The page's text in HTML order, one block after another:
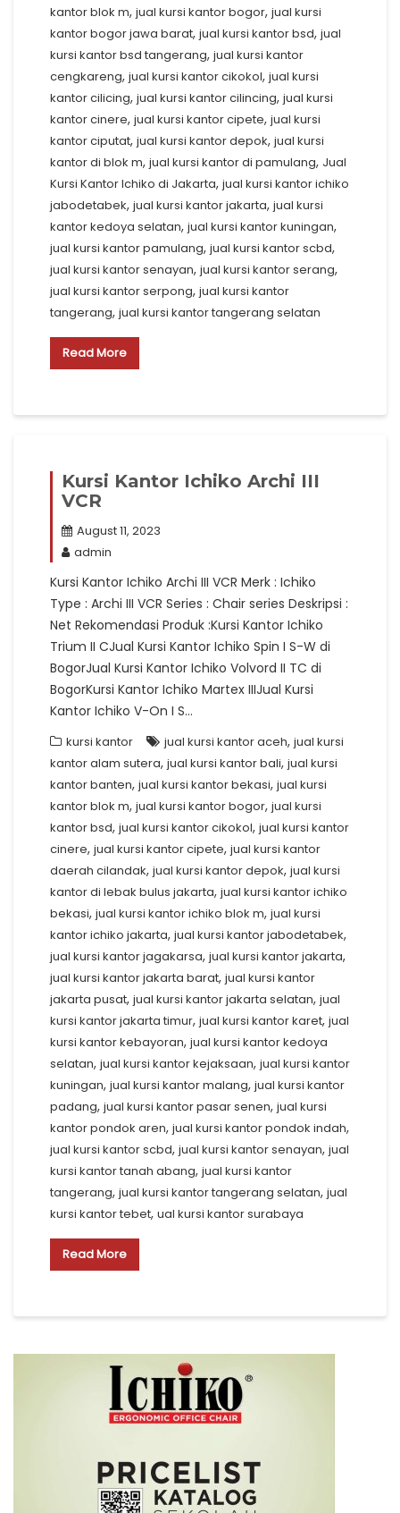
kantor blok m, jual kursi kantor bogor, jual kursi
kantor bogor jawa barat, jual kursi kantor bsd, jual
kursi kantor bsd tangerang, jual kursi kantor
cengkareng, jual kursi kantor cikokol, jual kursi
kantor cilicing, jual kursi kantor cilincing, jual kursi
kantor cinere, jual kursi kantor cipete, jual kursi
kantor ciputat, jual kursi kantor depok, jual kursi
kantor di blok m, jual kursi kantor di pamulang, Jual
Kursi Kantor Ichiko di Jakarta, jual kursi kantor ichiko
jabodetabek, jual kursi kantor jakarta, jual kursi
kantor kedoya selatan, jual kursi kantor kuningan,
jual kursi kantor pamulang, jual kursi kantor scbd,
jual kursi kantor senayan, jual kursi kantor serang,
jual kursi kantor serpong, jual kursi kantor
tangerang, jual kursi kantor tangerang selatan
Read More
Kursi Kantor Ichiko Archi III
VCR
August 11, 2023
admin
Kursi Kantor Ichiko Archi III VCR Merk : Ichiko
Type : Archi III VCR Series : Chair series Deskripsi :
Net Rekomendasi Produk :Kursi Kantor Ichiko
Trium II CJual Kursi Kantor Ichiko Spin I S-W di
BogorJual Kursi Kantor Ichiko Volvord II TC di
BogorKursi Kantor Ichiko Martex IIIJual Kursi
Kantor Ichiko V-On I S…
kursi kantor jual kursi kantor aceh, jual kursi
kantor alam sutera, jual kursi kantor bali, jual kursi
kantor banten, jual kursi kantor bekasi, jual kursi
kantor blok m, jual kursi kantor bogor, jual kursi
kantor bsd, jual kursi kantor cikokol, jual kursi kantor
cinere, jual kursi kantor cipete, jual kursi kantor
daerah cilandak, jual kursi kantor depok, jual kursi
kantor di lebak bulus jakarta, jual kursi kantor ichiko
bekasi, jual kursi kantor ichiko blok m, jual kursi
kantor ichiko jakarta, jual kursi kantor jabodetabek,
jual kursi kantor jagakarsa, jual kursi kantor jakarta,
jual kursi kantor jakarta barat, jual kursi kantor
jakarta pusat, jual kursi kantor jakarta selatan, jual
kursi kantor jakarta timur, jual kursi kantor karet, jual
kursi kantor kebayoran, jual kursi kantor kedoya
selatan, jual kursi kantor kejaksaan, jual kursi kantor
kuningan, jual kursi kantor malang, jual kursi kantor
padang, jual kursi kantor pasar senen, jual kursi
kantor pondok aren, jual kursi kantor pondok indah,
jual kursi kantor scbd, jual kursi kantor senayan, jual
kursi kantor tanah abang, jual kursi kantor
tangerang, jual kursi kantor tangerang selatan, jual
kursi kantor tebet, ual kursi kantor surabaya
Read More